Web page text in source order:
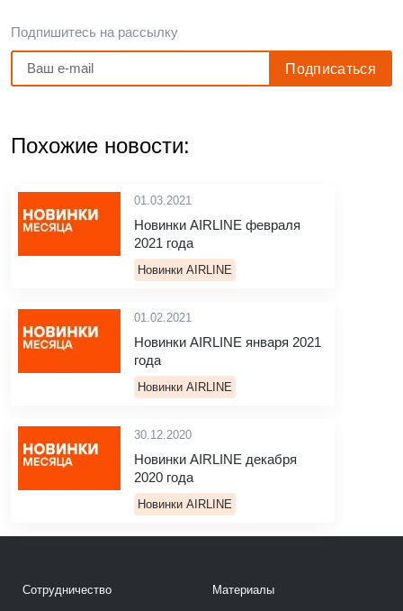
Подпишитесь на рассылку
Похожие новости:
01.03.2021
Новинки AIRLINE февраля
2021 года
Новинки AIRLINE
01.02.2021
Новинки AIRLINE января 2021
года
Новинки AIRLINE
30.12.2020
Новинки AIRLINE декабря
2020 года
Новинки AIRLINE
Сотрудничество Материалы